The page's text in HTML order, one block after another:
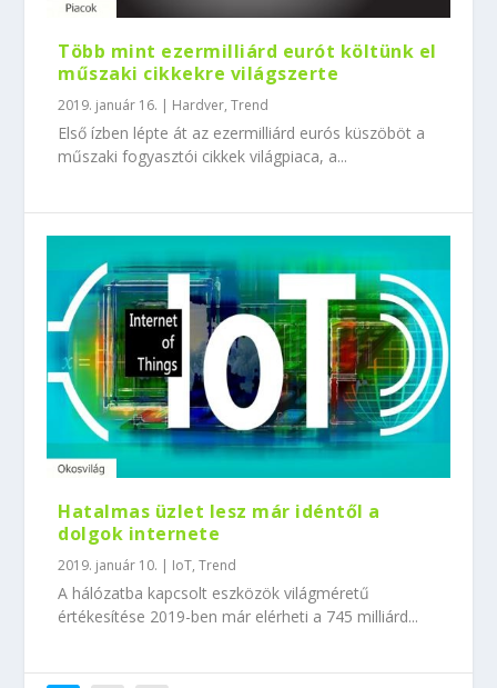
Több mint ezermilliárd eurót költünk el
műszaki cikkekre világszerte
2019. január 16. | Hardver,Trend
Első ízben lépte át az ezermilliárd eurós küszöböt a
műszaki fogyasztói cikkek világpiaca, a...
Hatalmas üzlet lesz már idéntől a
dolgok internete
2019. január 10. | IoT,Trend
A hálózatba kapcsolt eszközök világméretű
értékesítése 2019-ben már elérheti a 745 milliárd...